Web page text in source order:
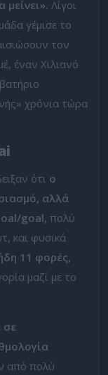
μείνει». Λίγοι
γέμισε το
τον
έναν Χιλιανό
χρόνια τώρα
ότι ο
αλλά
goal, πολύ
και φυσικά
11 φορές,
μαζί με το
σε
από πολύ